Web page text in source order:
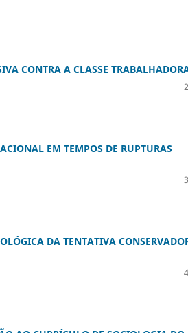
CONTRA A CLASSE
EM TEMPOS DE RUPTURAS
DA TENTATIVA